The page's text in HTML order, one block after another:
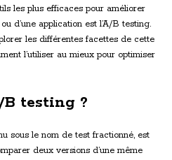
les plus efficaces pour améliorer
d’une application est l’A/B testing.
les différentes facettes de cette
l’utiliser au mieux pour optimiser
B testing ?
sous le nom de test fractionné, est
deux versions d’une même